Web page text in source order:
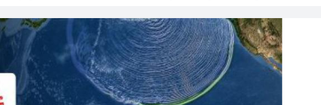
Phuket Peranakan Festival
‘Phuket Eye’ assurera la sécurité pendant Songkran
Phuket augmente les prix des bateaux vers Koh Phi Phi et des excursions en mer
Campagne de sécurité routière ‘Seven Days of Danger’ de Songkran